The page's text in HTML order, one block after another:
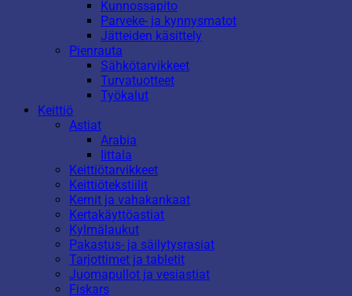
Kunnossapito
Parveke- ja kynnysmatot
Jätteiden käsittely
Pienrauta
Sähkötarvikkeet
Turvatuotteet
Työkalut
Keittiö
Astiat
Arabia
Iittala
Keittiötarvikkeet
Keittiötekstiilit
Kernit ja vahakankaat
Kertakäyttöastiat
Kylmälaukut
Pakastus- ja säilytysrasiat
Tarjottimet ja tabletit
Juomapullot ja vesiastiat
Fiskars